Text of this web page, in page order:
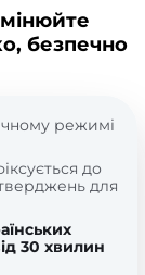
безпечно
режимі
до
для
30 хвилин